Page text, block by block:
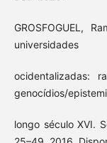
GROSFOGUEL,
universidades
ocidentalizadas:
genocídios/
longo século XVI.